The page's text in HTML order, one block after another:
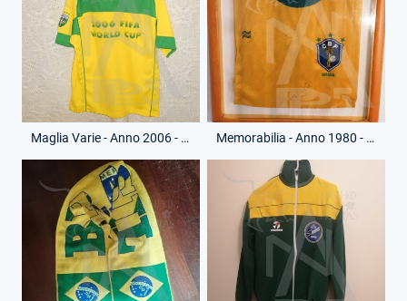
Maglia Varie - Anno 2006 - Fifa World Cup Germany - (Retro) Memorabilia - Anno 1980 - Maglia Gioco - Autografo Alemao e Romario